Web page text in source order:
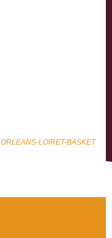
ORLEANS-LOIRET-BASKET